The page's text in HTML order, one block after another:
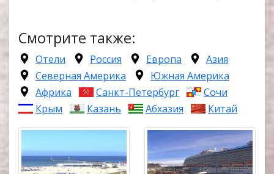
Смотрите также:
Отели Россия Европа
Азия
Северная Америка
Южная Америка
Африка
Санкт-Петербург
Сочи
Крым
Казань Абхазия Китай